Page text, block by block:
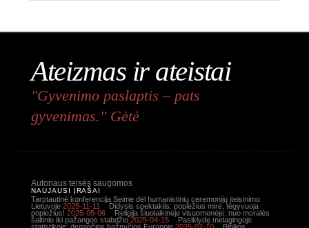
Ateizmas ir ateistai
"Gyvenimo paslaptis – pats
gyvenimas." Gėtė
Autoriaus teisės saugomos
NAUJAUSI ĮRAŠAI
Tarptautinė konferencija Seime dėl humanistinių ceremonijų įteisinimo
Lietuvoje 2025-11-11
Didysis spektaklis: popiežius mirė, tegyvuoja
popiežius! 2025-05-06
Religija šiuolaikinėje visuomenėje: nuo moralės
šaltinio iki pažangos stabdžio 2025-04-15
Pasiklydę melagingoje